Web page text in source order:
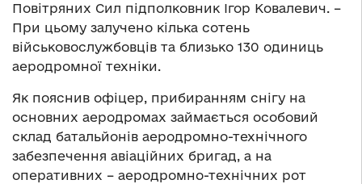
Повітряних Сил підполковник Ігор Ковалевич. –
При цьому залучено кілька сотень
військовослужбовців та близько 130 одиниць
аеродромної техніки.
Як пояснив офіцер, прибиранням снігу на
основних аеродромах займається особовий
склад батальйонів аеродромно-технічного
забезпечення авіаційних бригад, а на
оперативних – аеродромно-технічних рот